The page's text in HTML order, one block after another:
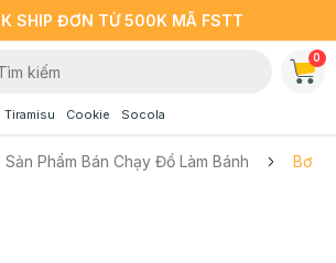
SHIP ĐƠN TỪ 500K MÃ FSTT
Tiramisu Cookie Socola
0
Sản Phẩm Bán Chạy Đồ Làm Bánh
Bơ